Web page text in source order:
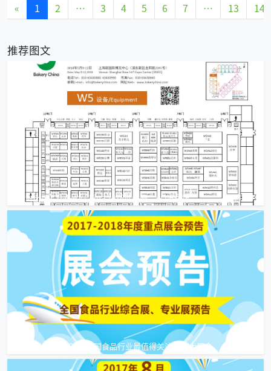
« 1 2 … 3 4 5 6 7 … 13 14
推荐图文
【新鲜出炉】Bakery China 2018展位图：W5设备馆
亚姐手稿：2017-2018全国食品行业最值得关注的20大展会